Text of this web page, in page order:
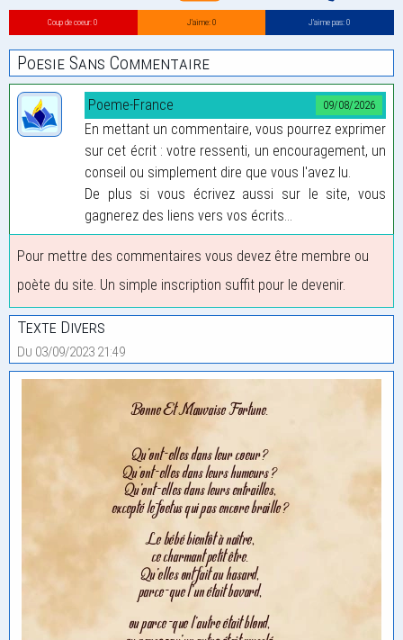
Coup de coeur: 0 J’aime: 0 J’aime pas: 0
Poesie Sans Commentaire
09/08/2026
Poeme-France
En mettant un commentaire, vous pourrez exprimer
sur cet écrit : votre ressenti, un encouragement, un
conseil ou simplement dire que vous l'avez lu.
De plus si vous écrivez aussi sur le site, vous
gagnerez des liens vers vos écrits...
Pour mettre des commentaires vous devez être membre ou
poète du site. Un simple inscription suffit pour le devenir.
Texte Divers
Du 03/09/2023 21:49